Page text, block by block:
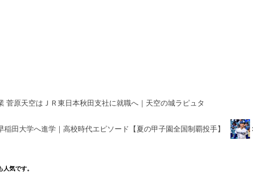
菅原天空はＪＲ東日本秋田支社に就職へ｜天空の城ラピュタ
稲田大学へ進学｜高校時代エピソード【夏の甲子園全国制覇投手】
人気です。